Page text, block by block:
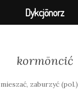
kormōncić
zaburzyć (pol.)
Dykcjōnorz